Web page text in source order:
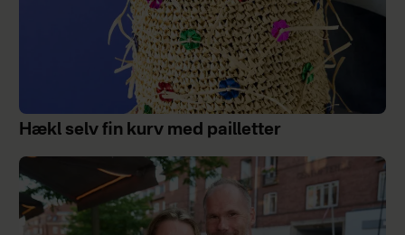
Hækl selv fin kurv med pailletter